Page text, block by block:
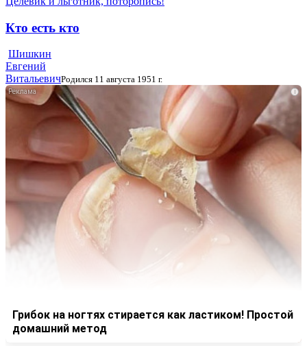
Кто есть кто
Шишкин
Евгений
ВитальевичРодился 11 августа 1951 г.
i
Грибок на ногтях стирается как ластиком! Простой
домашний метод